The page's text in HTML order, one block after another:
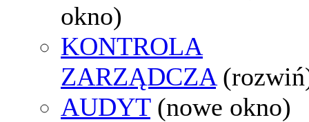
okno)
KONTROLA
ZARZĄDCZA
AUDYT (nowe okno)